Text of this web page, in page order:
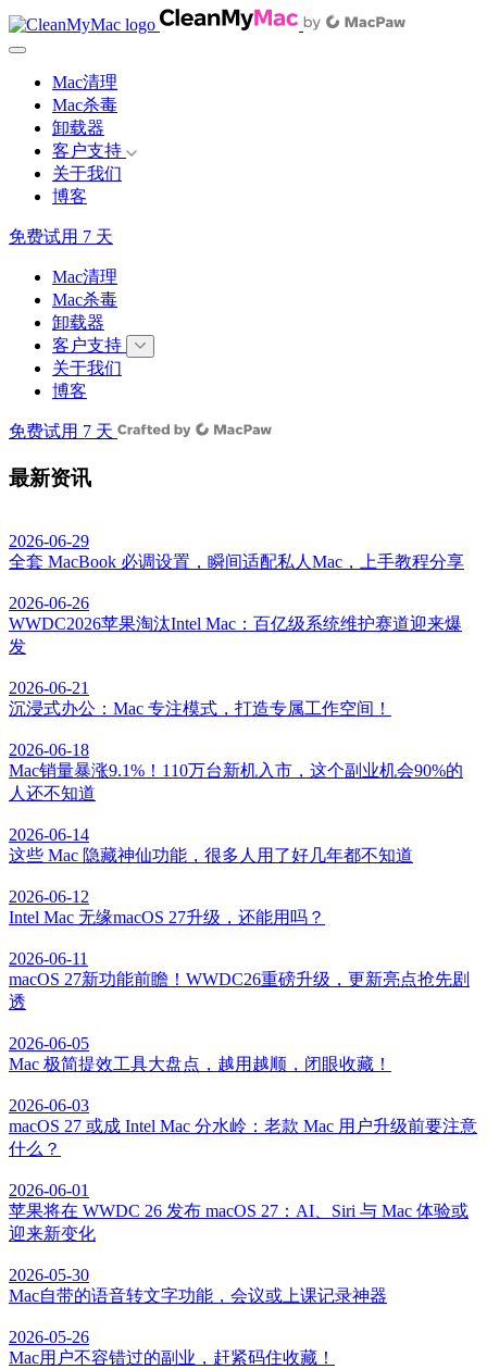
Mac清理
Mac杀毒
卸载器
客户支持
关于我们
博客
免费试用 7 天
Mac清理
Mac杀毒
卸载器
客户支持
关于我们
博客
免费试用 7 天
最新资讯
2026-06-29
全套 MacBook 必调设置，瞬间适配私人Mac，上手教程分享
2026-06-26
WWDC2026苹果淘汰Intel Mac：百亿级系统维护赛道迎来爆
发
2026-06-21
沉浸式办公：Mac 专注模式，打造专属工作空间！
2026-06-18
Mac销量暴涨9.1%！110万台新机入市，这个副业机会90%的
人还不知道
2026-06-14
这些 Mac 隐藏神仙功能，很多人用了好几年都不知道
2026-06-12
Intel Mac 无缘macOS 27升级，还能用吗？
2026-06-11
macOS 27新功能前瞻！WWDC26重磅升级，更新亮点抢先剧
透
2026-06-05
Mac 极简提效工具大盘点，越用越顺，闭眼收藏！
2026-06-03
macOS 27 或成 Intel Mac 分水岭：老款 Mac 用户升级前要注意
什么？
2026-06-01
苹果将在 WWDC 26 发布 macOS 27：AI、Siri 与 Mac 体验或
迎来新变化
2026-05-30
Mac自带的语音转文字功能，会议或上课记录神器
2026-05-26
Mac用户不容错过的副业，赶紧码住收藏！